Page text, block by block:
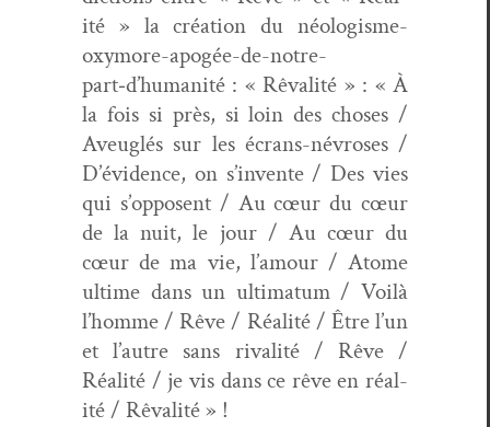
ité » la créa­tion du néologisme-
oxymore-apogée-de-notre-
part‑d’humanité : « Rêval­ité » : « À
la fois si près, si loin des choses /
Aveuglés sur les écrans-névros­es /
D’évidence, on s’invente / Des vies
qui s’opposent / Au cœur du cœur
de la nuit, le jour / Au cœur du
cœur de ma vie, l’amour / Atome
ultime dans un ulti­ma­tum / Voilà
l’homme / Rêve / Réal­ité / Être l’un
et l’autre sans rival­ité / Rêve /
Réal­ité / je vis dans ce rêve en réal­
ité / Rêvalité » !